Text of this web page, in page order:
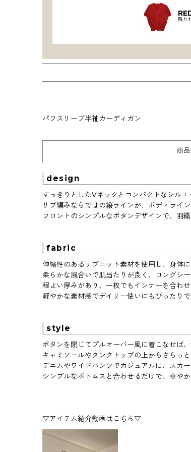
残り
パフスリーブ半袖カーディガン
商
design
すっきりとしたVネックとコンパクトなシル
リブ編みならではの縦ラインが、ボディライ
フロントのシンプルなボタンデザインで、羽
fabric
伸縮性のあるリブニット素材を使用し、身体
柔らかな風合いで肌当たりが良く、ロングシー
程よい厚みがあり、一枚でもインナーを合わ
軽やかな素材感でデイリー使いにもぴったりで
style
ボタンを閉じてプルオーバー風に着こなせば
キャミソールやタンクトップの上からさらっ
デニムやワイドパンツでカジュアルに、スカ
シンプルなボトムスと合わせるだけで、華や
▽アイテム紹介動画はこちら▽